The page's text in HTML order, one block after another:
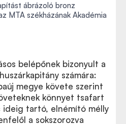
ábrázoló bronz
MTA székházának Akadémia
belépőnek bizonyult a
számára:
megye követe szerint
könnyet tsafart
ideig tartó, elnémító mélly
a sokszorozva